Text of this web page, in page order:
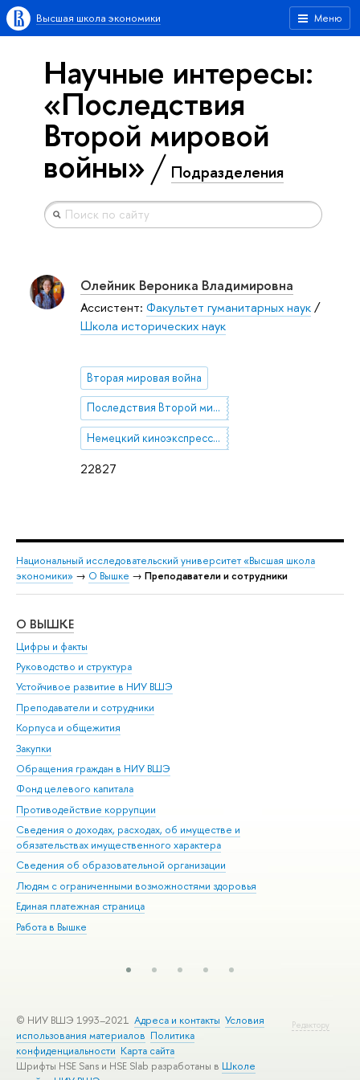
Меню
Высшая школа экономики
Научные интересы:
«Последствия
Второй мировой
войны» Подразделения
22827
Олейник Вероника Владимировна
Ассистент: Факультет гуманитарных наук/
Школа исторических наук
Вторая мировая война
Последствия Второй мировой войны
Немецкий киноэкспрессионизм
Национальный исследовательский университет «Высшая школа
экономики» → О Вышке → Преподаватели и сотрудники
О ВЫШКЕ
Цифры и факты
Руководство и структура
Устойчивое развитие в НИУ ВШЭ
Преподаватели и сотрудники
Корпуса и общежития
Закупки
Обращения граждан в НИУ ВШЭ
Фонд целевого капитала
Противодействие коррупции
Сведения о доходах, расходах, об имуществе и
обязательствах имущественного характера
Сведения об образовательной организации
Людям с ограниченными возможностями здоровья
Единая платежная страница
Работа в Вышке
Редактору
© НИУ ВШЭ 1993–2021 Адреса и контакты Условия
использования материалов Политика
конфиденциальности Карта сайта
Шрифты HSE Sans и HSE Slab разработаны в Школе